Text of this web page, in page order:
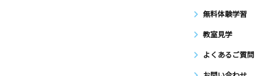
無料体験学習
教室見学
よくあるご質問